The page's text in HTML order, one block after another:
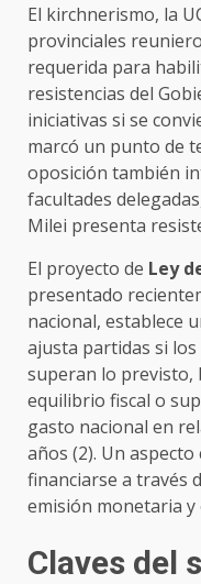
El kirchnerismo, la
provinciales
requerida para
resistencias del
iniciativas si se
marcó un punto de
oposición también
facultades
Milei presenta
El proyecto de Ley
presentado
nacional, establece
ajusta partidas si
superan lo previsto,
equilibrio fiscal o
gasto nacional en
años (2). Un
financiarse a través
emisión monetaria
Claves del